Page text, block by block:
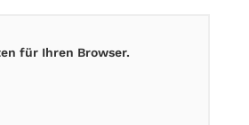
für Ihren Browser.